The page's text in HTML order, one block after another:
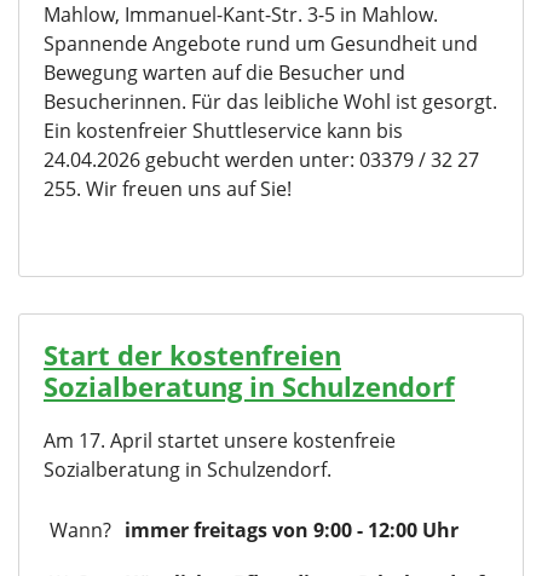
Mahlow, Immanuel-Kant-Str. 3-5 in Mahlow.
Spannende Angebote rund um Gesundheit und
Bewegung warten auf die Besucher und
Besucherinnen. Für das leibliche Wohl ist gesorgt.
Ein kostenfreier Shuttleservice kann bis
24.04.2026 gebucht werden unter: 03379 / 32 27
255. Wir freuen uns auf Sie!
Start der kostenfreien
Sozialberatung in Schulzendorf
Am 17. April startet unsere kostenfreie
Sozialberatung in Schulzendorf.
Wann? immer freitags von 9:00 - 12:00 Uhr